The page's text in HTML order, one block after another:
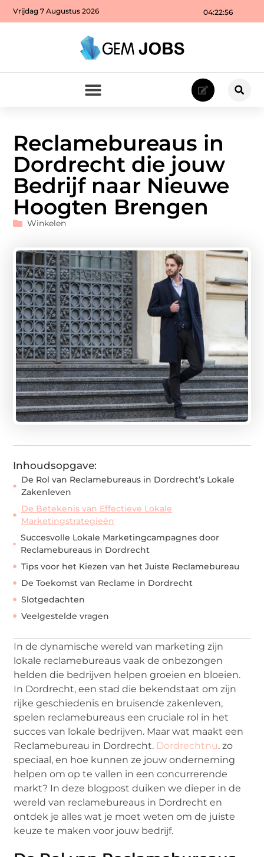
04:22:57
Vrijdag 7 Augustus 2026
Reclamebureaus in
Dordrecht die jouw
Bedrijf naar Nieuwe
Hoogten Brengen
Winkelen
Inhoudsopgave:
De Rol van Reclamebureaus in Dordrecht’s Lokale
Zakenleven
De Betekenis van Effectieve Lokale
Marketingstrategieën
Succesvolle Lokale Marketingcampagnes door
Reclamebureaus in Dordrecht
Tips voor het Kiezen van het Juiste Reclamebureau
De Toekomst van Reclame in Dordrecht
Slotgedachten
Veelgestelde vragen
In de dynamische wereld van marketing zijn
lokale reclamebureaus vaak de onbezongen
helden die bedrijven helpen groeien en bloeien.
In Dordrecht, een stad die bekendstaat om zijn
rijke geschiedenis en bruisende zakenleven,
spelen reclamebureaus een cruciale rol in het
succes van lokale bedrijven. Maar wat maakt een
Reclamebureau in Dordrecht. Dordrechtnu. zo
speciaal, en hoe kunnen ze jouw onderneming
helpen om op te vallen in een concurrerende
markt? In deze blogpost duiken we dieper in de
wereld van reclamebureaus in Dordrecht en
ontdek je alles wat je moet weten om de juiste
keuze te maken voor jouw bedrijf.